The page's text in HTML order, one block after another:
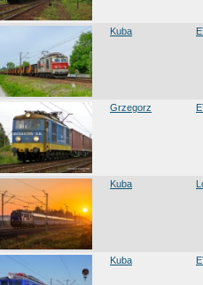
Kuba
Grzegorz
Kuba
Kuba